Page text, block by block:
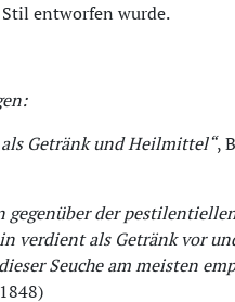
entworfen wurde.
Getränk und Heilmittel“,
gegenüber der
verdient als Getränk vor
Seuche am meisten